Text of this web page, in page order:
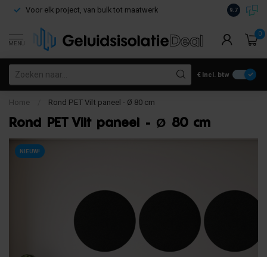
Voor elk project, van bulk tot maatwerk Gratis
9.7
MENU
0
€ Incl. btw
Home Rond PET Vilt paneel - Ø 80 cm
Rond PET Vilt paneel - Ø 80 cm
NIEUW!